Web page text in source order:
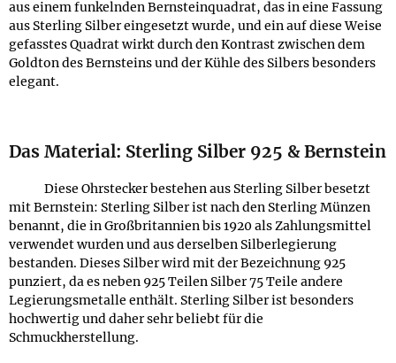
aus einem funkelnden Bernsteinquadrat, das in eine Fassung
aus Sterling Silber eingesetzt wurde, und ein auf diese Weise
gefasstes Quadrat wirkt durch den Kontrast zwischen dem
Goldton des Bernsteins und der Kühle des Silbers besonders
elegant.
Das Material: Sterling Silber 925 & Bernstein
Diese Ohrstecker bestehen aus Sterling Silber besetzt
mit Bernstein: Sterling Silber ist nach den Sterling Münzen
benannt, die in Großbritannien bis 1920 als Zahlungsmittel
verwendet wurden und aus derselben Silberlegierung
bestanden. Dieses Silber wird mit der Bezeichnung 925
punziert, da es neben 925 Teilen Silber 75 Teile andere
Legierungsmetalle enthält. Sterling Silber ist besonders
hochwertig und daher sehr beliebt für die
Schmuckherstellung.